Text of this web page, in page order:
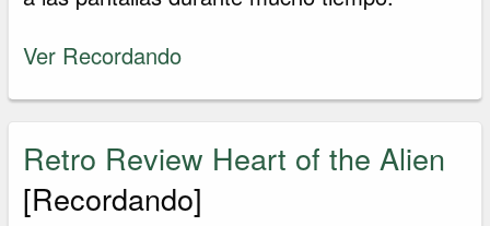
Ver Recordando
Retro Review Heart of the Alien
[Recordando]